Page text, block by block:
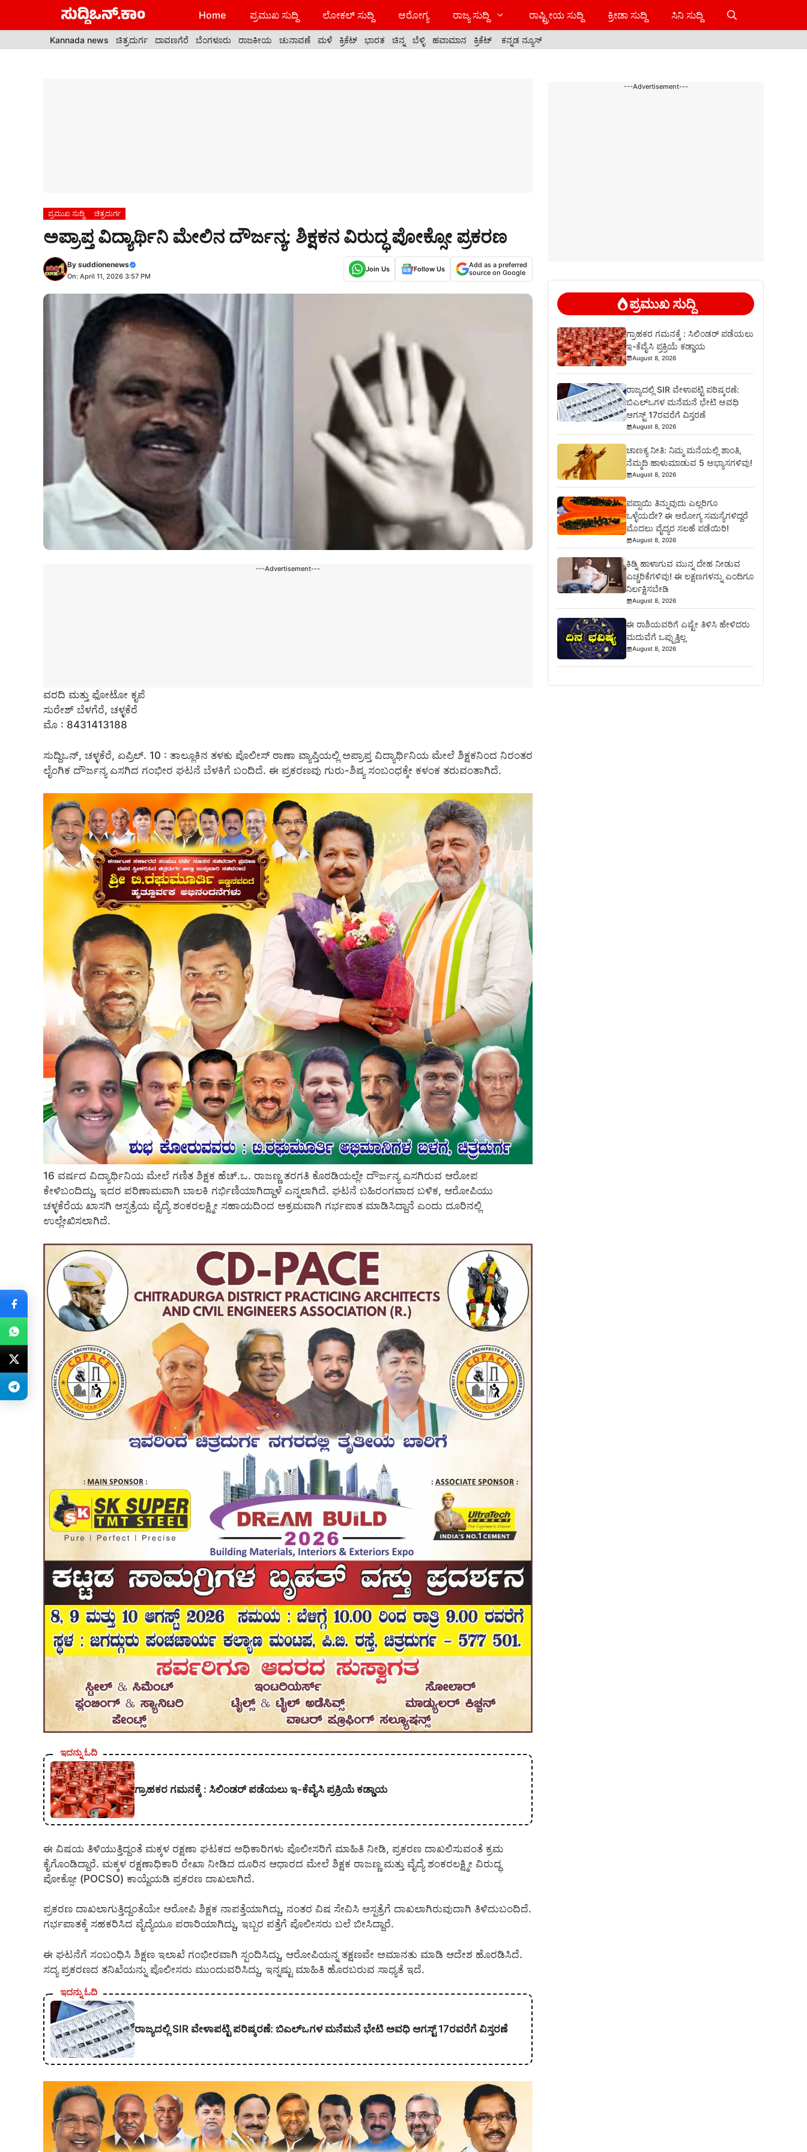
Home ಪ್ರಮುಖ ಸುದ್ದಿ ಲೋಕಲ್ ಸುದ್ದಿ ಆರೋಗ್ಯ ರಾಜ್ಯ ಸುದ್ದಿ ರಾಷ್ಟ್ರೀಯ ಸುದ್ದಿ ಕ್ರೀಡಾ ಸುದ್ದಿ ಸಿನಿ ಸುದ್ದಿ
Kannada news ಚಿತ್ರದುರ್ಗ ದಾವಣಗೆರೆ ಬೆಂಗಳೂರು ರಾಜಕೀಯ ಚುನಾವಣೆ ಮಳೆ ಕ್ರಿಕೆಟ್ ಭಾರತ ಚಿನ್ನ ಬೆಳ್ಳಿ ಹವಾಮಾನ ಕ್ರಿಕೆಟ್ ಕನ್ನಡ ನ್ಯೂಸ್
ಪ್ರಮುಖ ಸುದ್ದಿ ಚಿತ್ರದುರ್ಗ
ಅಪ್ರಾಪ್ತ ವಿದ್ಯಾರ್ಥಿನಿ ಮೇಲಿನ ದೌರ್ಜನ್ಯ: ಶಿಕ್ಷಕನ ವಿರುದ್ಧ ಪೋಕ್ಸೋ ಪ್ರಕರಣ
By suddionenews
On: April 11, 2026 3:57 PM
Join Us Follow Us
Add as a preferred
source on Google
---Advertisement---
ವರದಿ ಮತ್ತು ಫೋಟೋ ಕೃಪೆ
ಸುರೇಶ್ ಬೆಳಗೆರೆ, ಚಳ್ಳಕೆರೆ
ಮೊ : 8431413188
ಸುದ್ದಿಒನ್, ಚಳ್ಳಕೆರೆ, ಏಪ್ರಿಲ್. 10 : ತಾಲ್ಲೂಕಿನ ತಳಕು ಪೊಲೀಸ್ ಠಾಣಾ ವ್ಯಾಪ್ತಿಯಲ್ಲಿ ಅಪ್ರಾಪ್ತ ವಿದ್ಯಾರ್ಥಿನಿಯ ಮೇಲೆ ಶಿಕ್ಷಕನಿಂದ ನಿರಂತರ
ಲೈಂಗಿಕ ದೌರ್ಜನ್ಯ ಎಸಗಿದ ಗಂಭೀರ ಘಟನೆ ಬೆಳಕಿಗೆ ಬಂದಿದೆ. ಈ ಪ್ರಕರಣವು ಗುರು-ಶಿಷ್ಯ ಸಂಬಂಧಕ್ಕೇ ಕಳಂಕ ತರುವಂತಾಗಿದೆ.
16 ವರ್ಷದ ವಿದ್ಯಾರ್ಥಿನಿಯ ಮೇಲೆ ಗಣಿತ ಶಿಕ್ಷಕ ಹೆಚ್.ಒ. ರಾಜಣ್ಣ ತರಗತಿ ಕೊಠಡಿಯಲ್ಲೇ ದೌರ್ಜನ್ಯ ಎಸಗಿರುವ ಆರೋಪ
ಕೇಳಿಬಂದಿದ್ದು, ಇದರ ಪರಿಣಾಮವಾಗಿ ಬಾಲಕಿ ಗರ್ಭಿಣಿಯಾಗಿದ್ದಾಳೆ ಎನ್ನಲಾಗಿದೆ. ಘಟನೆ ಬಹಿರಂಗವಾದ ಬಳಿಕ, ಆರೋಪಿಯು
ಚಳ್ಳಕೆರೆಯ ಖಾಸಗಿ ಆಸ್ಪತ್ರೆಯ ವೈದ್ಯೆ ಶಂಕರಲಕ್ಷ್ಮೀ ಸಹಾಯದಿಂದ ಅಕ್ರಮವಾಗಿ ಗರ್ಭಪಾತ ಮಾಡಿಸಿದ್ದಾನೆ ಎಂದು ದೂರಿನಲ್ಲಿ
ಉಲ್ಲೇಖಿಸಲಾಗಿದೆ.
ಇದನ್ನು ಓದಿ
ಗ್ರಾಹಕರ ಗಮನಕ್ಕೆ : ಸಿಲಿಂಡರ್ ಪಡೆಯಲು ಇ-ಕೆವೈಸಿ ಪ್ರಕ್ರಿಯೆ ಕಡ್ಡಾಯ
ಈ ವಿಷಯ ತಿಳಿಯುತ್ತಿದ್ದಂತೆ ಮಕ್ಕಳ ರಕ್ಷಣಾ ಘಟಕದ ಅಧಿಕಾರಿಗಳು ಪೊಲೀಸರಿಗೆ ಮಾಹಿತಿ ನೀಡಿ, ಪ್ರಕರಣ ದಾಖಲಿಸುವಂತೆ ಕ್ರಮ
ಕೈಗೊಂಡಿದ್ದಾರೆ. ಮಕ್ಕಳ ರಕ್ಷಣಾಧಿಕಾರಿ ರೇಖಾ ನೀಡಿದ ದೂರಿನ ಆಧಾರದ ಮೇಲೆ ಶಿಕ್ಷಕ ರಾಜಣ್ಣ ಮತ್ತು ವೈದ್ಯೆ ಶಂಕರಲಕ್ಷ್ಮೀ ವಿರುದ್ಧ
ಪೋಕ್ಸೋ (POCSO) ಕಾಯ್ದೆಯಡಿ ಪ್ರಕರಣ ದಾಖಲಾಗಿದೆ.
ಪ್ರಕರಣ ದಾಖಲಾಗುತ್ತಿದ್ದಂತೆಯೇ ಆರೋಪಿ ಶಿಕ್ಷಕ ನಾಪತ್ತೆಯಾಗಿದ್ದು, ನಂತರ ವಿಷ ಸೇವಿಸಿ ಆಸ್ಪತ್ರೆಗೆ ದಾಖಲಾಗಿರುವುದಾಗಿ ತಿಳಿದುಬಂದಿದೆ.
ಗರ್ಭಪಾತಕ್ಕೆ ಸಹಕರಿಸಿದ ವೈದ್ಯೆಯೂ ಪರಾರಿಯಾಗಿದ್ದು, ಇಬ್ಬರ ಪತ್ತೆಗೆ ಪೊಲೀಸರು ಬಲೆ ಬೀಸಿದ್ದಾರೆ.
ಈ ಘಟನೆಗೆ ಸಂಬಂಧಿಸಿ ಶಿಕ್ಷಣ ಇಲಾಖೆ ಗಂಭೀರವಾಗಿ ಸ್ಪಂದಿಸಿದ್ದು, ಆರೋಪಿಯನ್ನ ತಕ್ಷಣವೇ ಅಮಾನತು ಮಾಡಿ ಆದೇಶ ಹೊರಡಿಸಿದೆ.
ಸದ್ಯ ಪ್ರಕರಣದ ತನಿಖೆಯನ್ನು ಪೊಲೀಸರು ಮುಂದುವರಿಸಿದ್ದು, ಇನ್ನಷ್ಟು ಮಾಹಿತಿ ಹೊರಬರುವ ಸಾಧ್ಯತೆ ಇದೆ.
ಇದನ್ನು ಓದಿ
ರಾಜ್ಯದಲ್ಲಿ SIR ವೇಳಾಪಟ್ಟಿ ಪರಿಷ್ಕರಣೆ: ಬಿಎಲ್‌ಒಗಳ ಮನೆಮನೆ ಭೇಟಿ ಅವಧಿ ಆಗಸ್ಟ್ 17ರವರೆಗೆ ವಿಸ್ತರಣೆ
---Advertisement---
ಪ್ರಮುಖ ಸುದ್ದಿ
ಗ್ರಾಹಕರ ಗಮನಕ್ಕೆ : ಸಿಲಿಂಡರ್ ಪಡೆಯಲು
ಇ-ಕೆವೈಸಿ ಪ್ರಕ್ರಿಯೆ ಕಡ್ಡಾಯ
August 8, 2026
ರಾಜ್ಯದಲ್ಲಿ SIR ವೇಳಾಪಟ್ಟಿ ಪರಿಷ್ಕರಣೆ:
ಬಿಎಲ್‌ಒಗಳ ಮನೆಮನೆ ಭೇಟಿ ಅವಧಿ
ಆಗಸ್ಟ್ 17ರವರೆಗೆ ವಿಸ್ತರಣೆ
August 8, 2026
ಚಾಣಕ್ಯ ನೀತಿ: ನಿಮ್ಮ ಮನೆಯಲ್ಲಿ ಶಾಂತಿ,
ನೆಮ್ಮದಿ ಹಾಳುಮಾಡುವ 5 ಅಭ್ಯಾಸಗಳಿವು!
August 8, 2026
ಪಪ್ಪಾಯಿ ತಿನ್ನುವುದು ಎಲ್ಲರಿಗೂ
ಒಳ್ಳೆಯದೇ? ಈ ಆರೋಗ್ಯ ಸಮಸ್ಯೆಗಳಿದ್ದರೆ
ಮೊದಲು ವೈದ್ಯರ ಸಲಹೆ ಪಡೆಯಿರಿ!
August 8, 2026
ಕಿಡ್ನಿ ಹಾಳಾಗುವ ಮುನ್ನ ದೇಹ ನೀಡುವ
ಎಚ್ಚರಿಕೆಗಳಿವು! ಈ ಲಕ್ಷಣಗಳನ್ನು ಎಂದಿಗೂ
ನಿರ್ಲಕ್ಷಿಸಬೇಡಿ
August 8, 2026
ಈ ರಾಶಿಯವರಿಗೆ ಎಷ್ಟೇ ತಿಳಿಸಿ ಹೇಳಿದರು
ಮದುವೆಗೆ ಒಪ್ಪುತ್ತಿಲ್ಲ
August 8, 2026